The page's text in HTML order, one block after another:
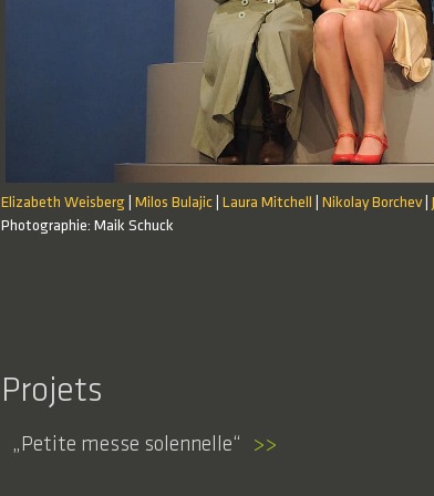
Elizabeth Weisberg Milos Bulajic Laura Mitchell Nikolay Borchev
Photographie: Maik Schuck
Projets
Petite messe solennelle >>